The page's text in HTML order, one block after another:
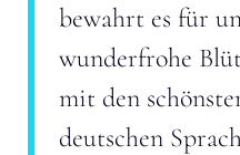
bewahrt es für
wunderfrohe
mit den
deutschen